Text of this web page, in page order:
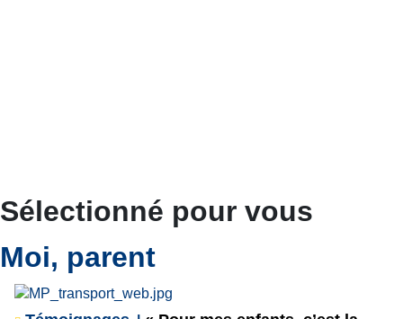
Sélectionné pour vous
Moi, parent